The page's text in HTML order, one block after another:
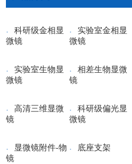
科研级金相显
微镜
实验室金相显
微镜
实验室生物显
微镜
相差生物显微
镜
高清三维显微
镜
科研级偏光显
微镜
显微镜附件-物
镜
底座支架